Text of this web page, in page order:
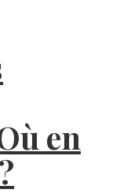
en